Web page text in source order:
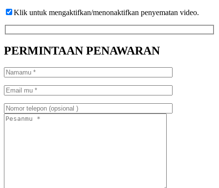
Klik untuk mengaktifkan/menonaktifkan penyematan video.
PERMINTAAN PENAWARAN